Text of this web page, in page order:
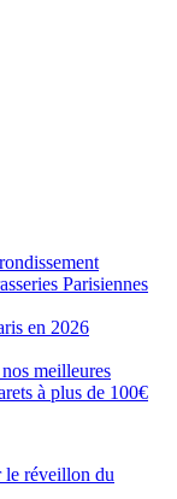
Parisiennes
en 2026
meilleures
à plus de 100€
le réveillon du